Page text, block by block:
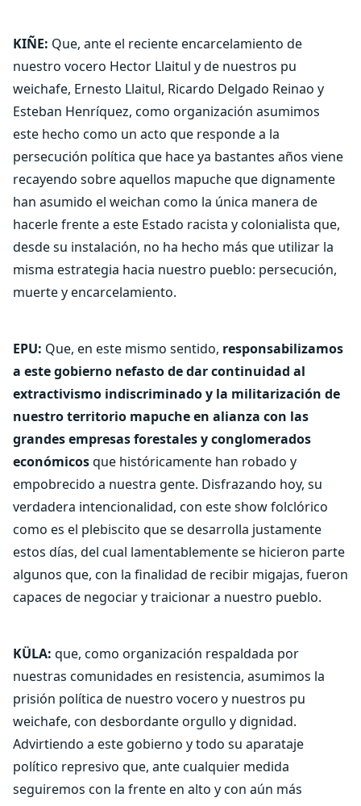
KIÑE: Que, ante el reciente encarcelamiento de
nuestro vocero Hector Llaitul y de nuestros pu
weichafe, Ernesto Llaitul, Ricardo Delgado Reinao y
Esteban Henríquez, como organización asumimos
este hecho como un acto que responde a la
persecución política que hace ya bastantes años viene
recayendo sobre aquellos mapuche que dignamente
han asumido el weichan como la única manera de
hacerle frente a este Estado racista y colonialista que,
desde su instalación, no ha hecho más que utilizar la
misma estrategia hacia nuestro pueblo: persecución,
muerte y encarcelamiento.
EPU: Que, en este mismo sentido, responsabilizamos
a este gobierno nefasto de dar continuidad al
extractivismo indiscriminado y la militarización de
nuestro territorio mapuche en alianza con las
grandes empresas forestales y conglomerados
económicosque históricamente han robado y
empobrecido a nuestra gente. Disfrazando hoy, su
verdadera intencionalidad, con este show folclórico
como es el plebiscito que se desarrolla justamente
estos días, del cual lamentablemente se hicieron parte
algunos que, con la finalidad de recibir migajas, fueron
capaces de negociar y traicionar a nuestro pueblo.
KÜLA: que, como organización respaldada por
nuestras comunidades en resistencia, asumimos la
prisión política de nuestro vocero y nuestros pu
weichafe, con desbordante orgullo y dignidad.
Advirtiendo a este gobierno y todo su aparataje
político represivo que, ante cualquier medida
seguiremos con la frente en alto y con aún más